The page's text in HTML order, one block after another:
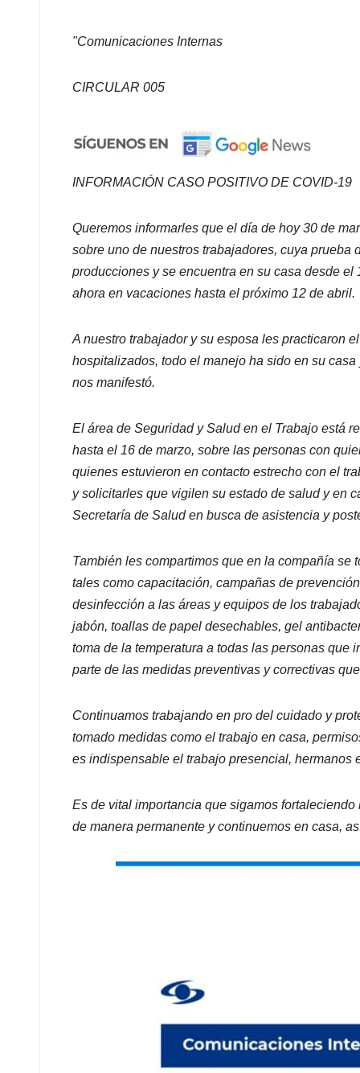
"Comunicaciones Internas
CIRCULAR 005
INFORMACIÓN CASO POSITIVO DE COVID-19
Queremos informarles que el día de hoy 30 de
sobre uno de nuestros trabajadores, cuya
producciones y se encuentra en su casa desde
ahora en vacaciones hasta el próximo 12 de abril.
A nuestro trabajador y su esposa les practicaron
hospitalizados, todo el manejo ha sido en su
nos manifestó.
El área de Seguridad y Salud en el Trabajo está
hasta el 16 de marzo, sobre las personas con
quienes estuvieron en contacto estrecho con el
y solicitarles que vigilen su estado de salud y en
Secretaría de Salud en busca de asistencia y
También les compartimos que en la compañía se
tales como capacitación, campañas de
desinfección a las áreas y equipos de los
jabón, toallas de papel desechables, gel
toma de la temperatura a todas las personas que
parte de las medidas preventivas y correctivas
Continuamos trabajando en pro del cuidado y
tomado medidas como el trabajo en casa,
es indispensable el trabajo presencial, hermanos
Es de vital importancia que sigamos
de manera permanente y continuemos en casa,